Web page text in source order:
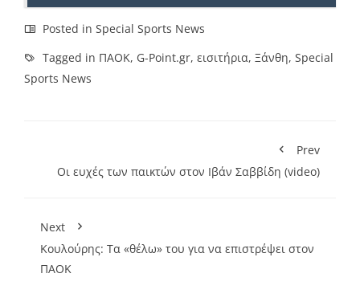
Posted in Special Sports News
Tagged in ΠΑΟΚ, G-Point.gr, εισιτήρια, Ξάνθη, Special
Sports News
Prev
Οι ευχές των παικτών στον Ιβάν Σαββίδη (video)
Next
Κουλούρης: Τα «θέλω» του για να επιστρέψει στον
ΠΑΟΚ